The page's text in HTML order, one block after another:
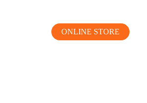
ONLINE STORE